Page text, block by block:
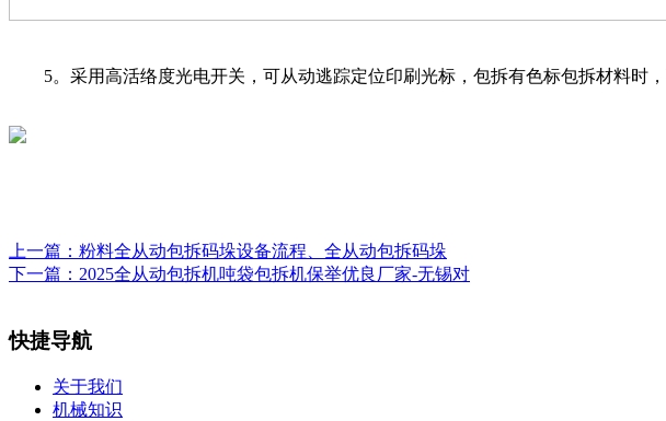
5。采用高活络度光电开关，可从动逃踪定位印刷光标，包拆有色标包拆材料时，
上一篇： 粉料全从动包拆码垛设备流程、全从动包拆码垛
下一篇： 2025全从动包拆机吨袋包拆机保举优良厂家-无锡对
快捷导航
关于我们
机械知识